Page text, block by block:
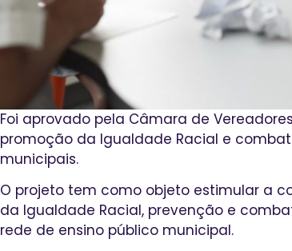
Foi aprovado pela Câmara de
promoção da Igualdade Racial e
municipais.
O projeto tem como objeto estimular a
da Igualdade Racial, prevenção e
rede de ensino público municipal.